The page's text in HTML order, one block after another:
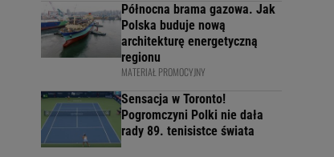
Północna brama gazowa. Jak
Polska buduje nową
architekturę energetyczną
regionu
MATERIAŁ PROMOCYJNY
Sensacja w Toronto!
Pogromczyni Polki nie dała
rady 89. tenisistce świata